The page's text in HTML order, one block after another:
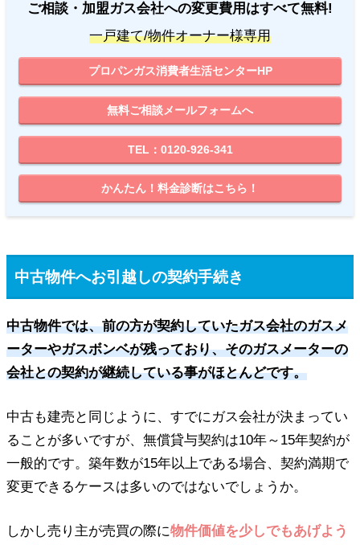
ご相談・加盟ガス会社への変更費用はすべて無料!
一戸建て/物件オーナー様専用
プロパンガス消費者生活センターHP
無料ご相談メールフォームへ
TEL：0120-926-341
かんたん！料金診断はこちら！
中古物件へお引越しの契約手続き
中古物件では、前の方が契約していたガス会社のガスメ
ーターやガスボンベが残っており、そのガスメーターの
会社との契約が継続している事がほとんどです。
中古も建売と同じように、すでにガス会社が決まってい
ることが多いですが、無償貸与契約は10年～15年契約が
一般的です。築年数が15年以上である場合、契約満期で
変更できるケースは多いのではないでしょうか。
しかし売り主が売買の際に物件価値を少しでもあげよう